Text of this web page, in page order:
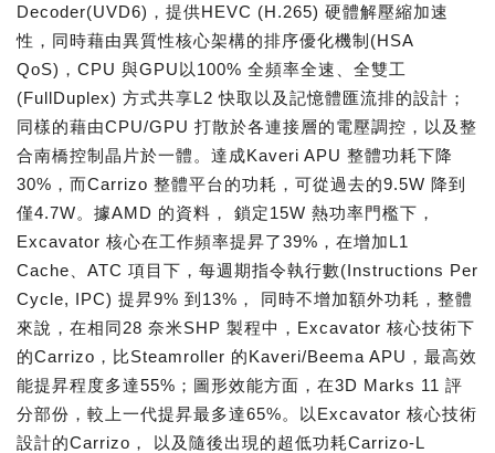
Decoder(UVD6)，提供HEVC (H.265) 硬體解壓縮加速
性，同時藉由異質性核心架構的排序優化機制(HSA
QoS)，CPU 與GPU以100% 全頻率全速、全雙工
(FullDuplex) 方式共享L2 快取以及記憶體匯流排的設計；
同樣的藉由CPU/GPU 打散於各連接層的電壓調控，以及整
合南橋控制晶片於一體。達成Kaveri APU 整體功耗下降
30%，而Carrizo 整體平台的功耗，可從過去的9.5W 降到
僅4.7W。據AMD 的資料， 鎖定15W 熱功率門檻下，
Excavator 核心在工作頻率提昇了39%，在增加L1
Cache、ATC 項目下，每週期指令執行數(Instructions Per
Cycle, IPC) 提昇9% 到13%， 同時不增加額外功耗，整體
來說，在相同28 奈米SHP 製程中，Excavator 核心技術下
的Carrizo，比Steamroller 的Kaveri/Beema APU，最高效
能提昇程度多達55%；圖形效能方面，在3D Marks 11 評
分部份，較上一代提昇最多達65%。以Excavator 核心技術
設計的Carrizo， 以及隨後出現的超低功耗Carrizo-L